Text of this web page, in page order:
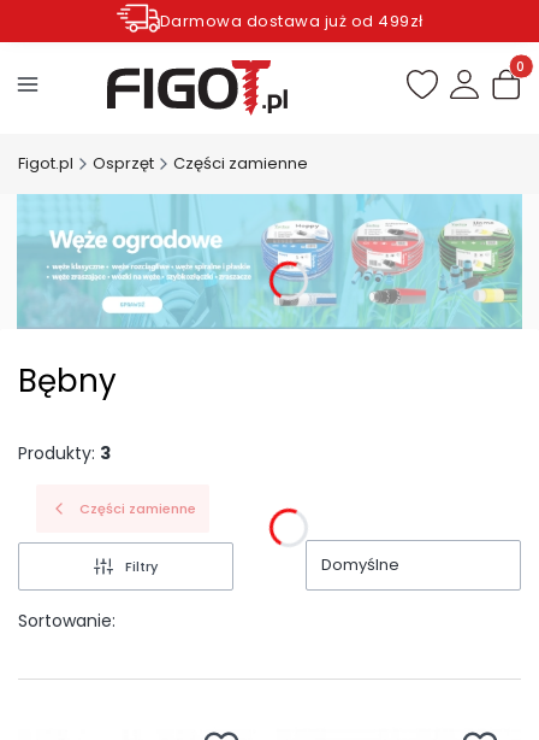
Darmowa dostawa już od 499zł
Zamów do godziny 12.00 wysyłka dziś*
Figot.pl Osprzęt Części zamienne
Bębny
Produkty: 3
Części zamienne
Filtry
Sortowanie:
Domyślne